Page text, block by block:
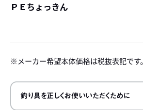
ＰＥちょっきん
メーカー希望本体価格は税抜表記です。
釣り具を正しくお使いいただくために